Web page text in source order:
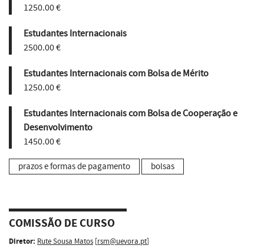
1250.00 €
Estudantes Internacionais
2500.00 €
Estudantes Internacionais com Bolsa de Mérito
1250.00 €
Estudantes Internacionais com Bolsa de Cooperação e
Desenvolvimento
1450.00 €
prazos e formas de pagamento bolsas
COMISSÃO DE CURSO
Diretor: Rute Sousa Matos [rsm@uevora.pt]